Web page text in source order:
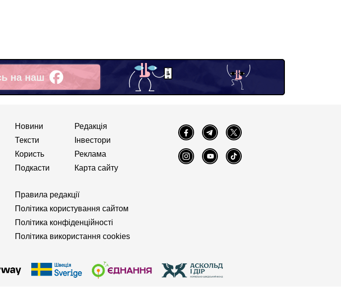
на наш
Новини
Тексти
Користь
Подкасти
Редакція
Інвестори
Реклама
Карта сайту
FacebookTelegram Twitter
InstagramYouTube TikTok
Правила редакції
Політика користування сайтом
Політика конфіденційності
Політика використання cookies